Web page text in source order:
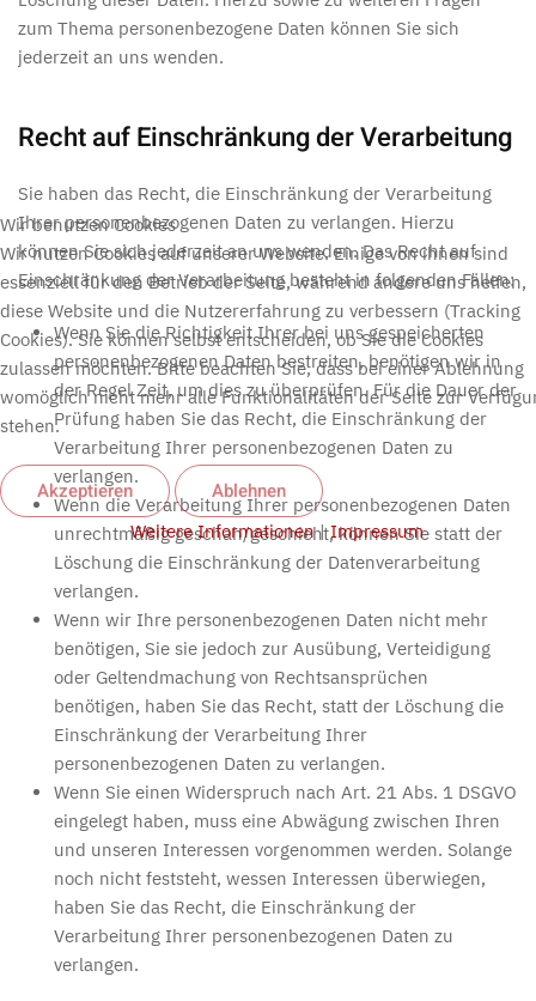
zum Thema personenbezogene Daten können Sie sich
jederzeit an uns wenden.
Recht auf Einschränkung der Verarbeitung
Sie haben das Recht, die Einschränkung der Verarbeitung
Ihrer personenbezogenen Daten zu verlangen. Hierzu
können Sie sich jederzeit an uns wenden. Das Recht auf
Einschränkung der Verarbeitung besteht in folgenden Fällen:
Wenn Sie die Richtigkeit Ihrer bei uns gespeicherten
personenbezogenen Daten bestreiten, benötigen wir in
der Regel Zeit, um dies zu überprüfen. Für die Dauer der
Prüfung haben Sie das Recht, die Einschränkung der
Verarbeitung Ihrer personenbezogenen Daten zu
verlangen.
Wenn die Verarbeitung Ihrer personenbezogenen Daten
unrechtmäßig geschah/geschieht, können Sie statt der
Löschung die Einschränkung der Datenverarbeitung
verlangen.
Wenn wir Ihre personenbezogenen Daten nicht mehr
benötigen, Sie sie jedoch zur Ausübung, Verteidigung
oder Geltendmachung von Rechtsansprüchen
benötigen, haben Sie das Recht, statt der Löschung die
Einschränkung der Verarbeitung Ihrer
personenbezogenen Daten zu verlangen.
Wenn Sie einen Widerspruch nach Art. 21 Abs. 1 DSGVO
eingelegt haben, muss eine Abwägung zwischen Ihren
und unseren Interessen vorgenommen werden. Solange
noch nicht feststeht, wessen Interessen überwiegen,
haben Sie das Recht, die Einschränkung der
Verarbeitung Ihrer personenbezogenen Daten zu
verlangen.
Wir benutzen Cookies
Wir nutzen Cookies auf unserer Website. Einige von ihnen sind
essenziell für den Betrieb der Seite, während andere uns helfen,
diese Website und die Nutzererfahrung zu verbessern (Tracking
Cookies). Sie können selbst entscheiden, ob Sie die Cookies
zulassen möchten. Bitte beachten Sie, dass bei einer Ablehnung
womöglich nicht mehr alle Funktionalitäten der Seite zur
stehen.
Akzeptieren Ablehnen
Weitere Informationen|Impressum